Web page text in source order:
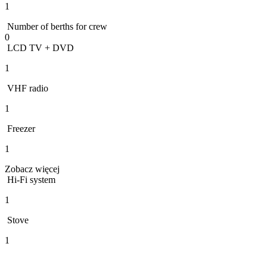
1
Number of berths for crew
0
LCD TV + DVD
1
VHF radio
1
Freezer
1
Zobacz więcej
Hi-Fi system
1
Stove
1